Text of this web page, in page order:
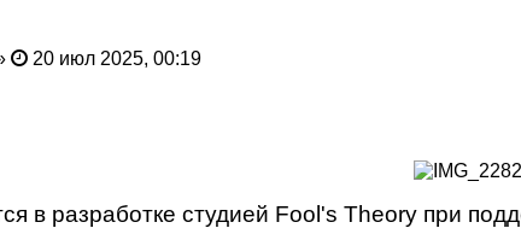
20 июл 2025, 00:19
в разработке студией Fool's Theory при